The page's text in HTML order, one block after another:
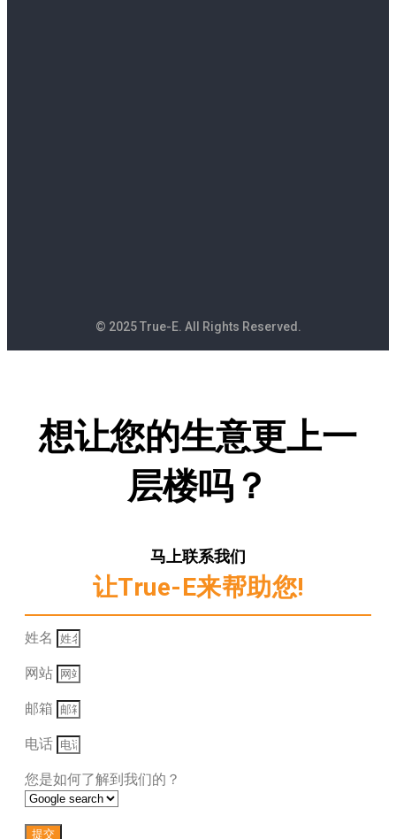
© 2025 True-E. All Rights Reserved.
想让您的生意更上一
层楼吗？
马上联系我们
让True-E来帮助您!
姓名
网站
邮箱
电话
您是如何了解到我们的？
提交